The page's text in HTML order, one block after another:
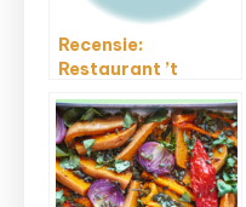
Recensie:
Restaurant ’t